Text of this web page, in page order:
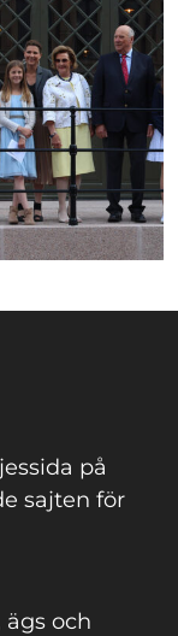
på
sajten för
ägs och